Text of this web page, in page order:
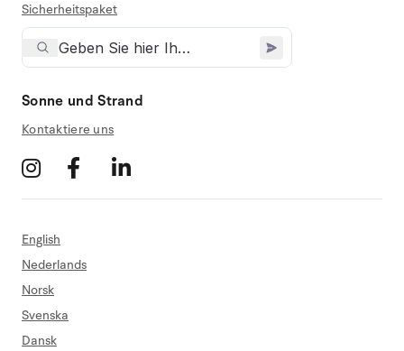
Sicherheitspaket
Sonne und Strand
Kontaktiere uns
English
Nederlands
Norsk
Svenska
Dansk